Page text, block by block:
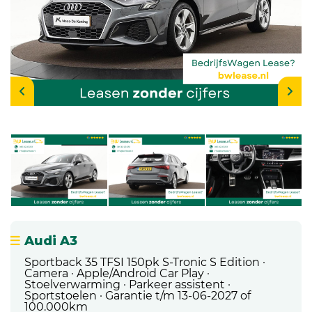
Audi A3
Sportback 35 TFSI 150pk S-Tronic S Edition ·
Camera · Apple/Android Car Play ·
Stoelverwarming · Parkeer assistent ·
Sportstoelen · Garantie t/m 13-06-2027 of
100.000km